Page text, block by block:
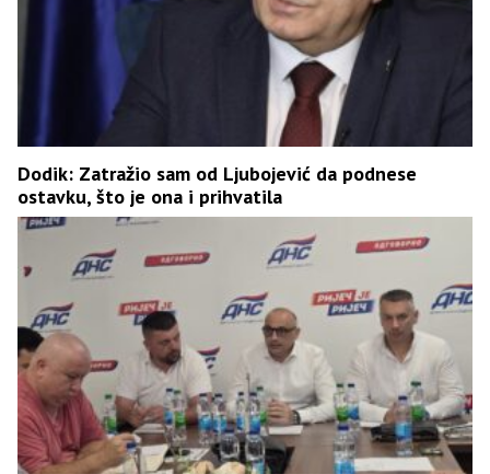
Dodik: Zatražio sam od Ljubojević da podnese
ostavku, što je ona i prihvatila